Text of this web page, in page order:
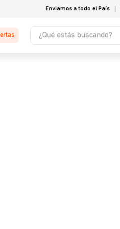
Enviamos a todo el País
¿Qué estás buscando?